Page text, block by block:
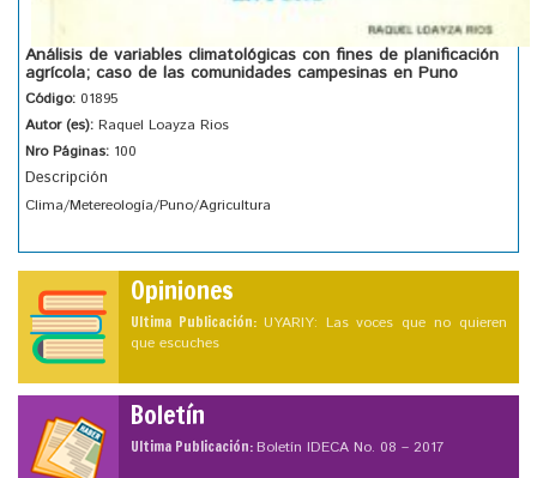
Análisis de variables climatológicas con fines de planificación
agrícola; caso de las comunidades campesinas en Puno
Código: 01895
Autor (es): Raquel Loayza Rios
Nro Páginas: 100
Descripción
Clima/Metereología/Puno/Agricultura
Opiniones
Ultima Publicación: UYARIY: Las voces que no quieren
que escuches
Boletín
Ultima Publicación:Boletín IDECA No. 08 – 2017